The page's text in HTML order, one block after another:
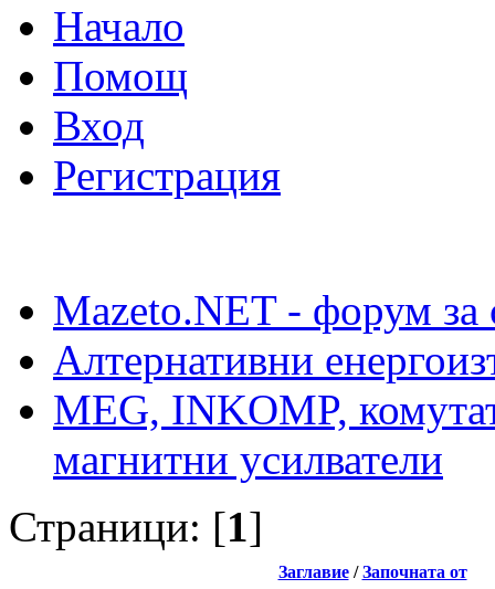
Начало
Помощ
Вход
Регистрация
Mazeto.NET - форум за
Алтернативни
MEG, INKOMP,
магнитни усилватели
Страници: [1]
Заглавие/Започната от